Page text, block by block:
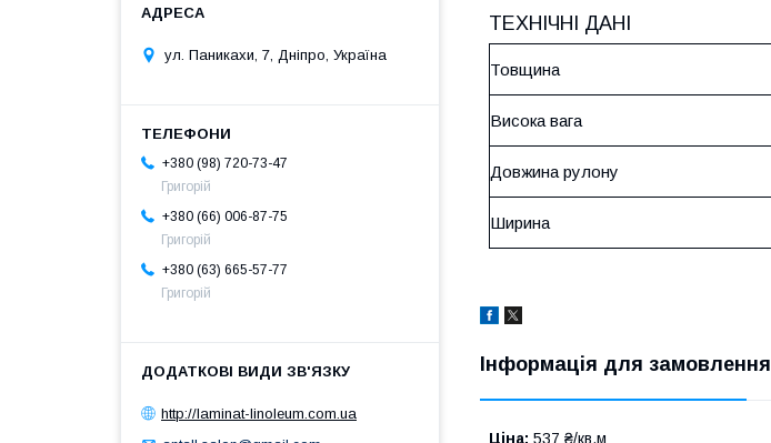
ТЕХНІЧНІ ДАНІ
Товщина
Висока вага
Довжина рулону
Ширина
Інформація для замовлення
Ціна: 537 ₴/кв.м
ул. Паникахи, 7, Дніпро, Україна
+380 (98) 720-73-47
Григорій
+380 (66) 006-87-75
Григорій
+380 (63) 665-57-77
Григорій
http://laminat-linoleum.com.ua